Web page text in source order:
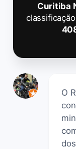
Curitiba
O